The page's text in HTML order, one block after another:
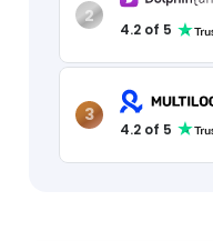
2
4.2of 5
3
4.2of 5